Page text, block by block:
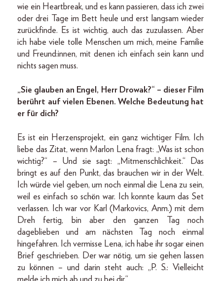
wie ein Heartbreak, und es kann passieren, dass ich zwei
oder drei Tage im Bett heule und erst langsam wieder
zurückfinde. Es ist wichtig, auch das zuzulassen. Aber
ich habe viele tolle Menschen um mich, meine Familie
und Freund:innen, mit denen ich einfach sein kann und
nichts sagen muss.
„Sie glauben an Engel, Herr Drowak?“ – dieser Film
berührt auf vielen Ebenen. Welche Bedeutung hat
er für dich?
Es ist ein Herzensprojekt, ein ganz wichtiger Film. Ich
liebe das Zitat, wenn Marlon Lena fragt: „Was ist schon
wichtig?“ – Und sie sagt: „Mitmenschlichkeit.“ Das
bringt es auf den Punkt, das brauchen wir in der Welt.
Ich würde viel geben, um noch einmal die Lena zu sein,
weil es einfach so schön war. Ich konnte kaum das Set
verlassen. Ich war vor Karl (Markovics, Anm.) mit dem
Dreh fertig, bin aber den ganzen Tag noch
dageblieben und am nächsten Tag noch einmal
hingefahren. Ich vermisse Lena, ich habe ihr sogar einen
Brief geschrieben. Der war nötig, um sie gehen lassen
zu können – und darin steht auch: „P. S.: Vielleicht